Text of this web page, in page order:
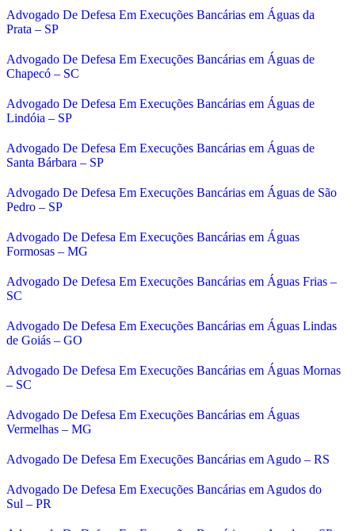
Advogado De Defesa Em Execuções Bancárias em Águas da
Prata – SP
Advogado De Defesa Em Execuções Bancárias em Águas de
Chapecó – SC
Advogado De Defesa Em Execuções Bancárias em Águas de
Lindóia – SP
Advogado De Defesa Em Execuções Bancárias em Águas de
Santa Bárbara – SP
Advogado De Defesa Em Execuções Bancárias em Águas de São
Pedro – SP
Advogado De Defesa Em Execuções Bancárias em Águas
Formosas – MG
Advogado De Defesa Em Execuções Bancárias em Águas Frias –
SC
Advogado De Defesa Em Execuções Bancárias em Águas Lindas
de Goiás – GO
Advogado De Defesa Em Execuções Bancárias em Águas Mornas
– SC
Advogado De Defesa Em Execuções Bancárias em Águas
Vermelhas – MG
Advogado De Defesa Em Execuções Bancárias em Agudo – RS
Advogado De Defesa Em Execuções Bancárias em Agudos do
Sul – PR